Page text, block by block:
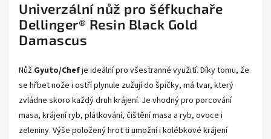
Univerzální nůž pro šéfkuchaře
Dellinger® Resin Black Gold
Damascus
Nůž Gyuto/Chefje ideální pro všestranné využití. Díky tomu, že
se hřbet nože i ostří plynule zužují do špičky, má tvar, který
zvládne skoro každý druh krájení. Je vhodný pro porcování
masa, krájení ryb, plátkování, čištění masa a ryb, ovoce i
zeleniny. Výše položený hrot ti umožní i kolébkové krájení